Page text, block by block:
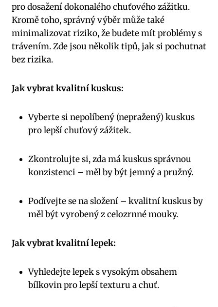
pro dosažení dokonalého chuťového zážitku.
Kromě toho, správný výběr může také
minimalizovat riziko, že budete mít problémy s
trávením. Zde jsou několik tipů, jak si pochutnat
bez rizika.
Jak vybrat kvalitní kuskus:
Vyberte si nepolíbený (nepražený) kuskus
pro lepší chuťový zážitek.
Zkontrolujte si, zda má kuskus správnou
konzistenci – měl by být jemný a pružný.
Podívejte se na složení – kvalitní kuskus by
měl být vyrobený z celozrnné mouky.
Jak vybrat kvalitní lepek:
Vyhledejte lepek s vysokým obsahem
bílkovin pro lepší texturu a chuť.